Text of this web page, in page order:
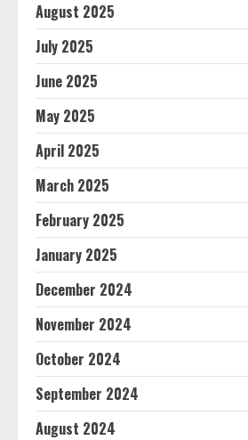
August 2025
July 2025
June 2025
May 2025
April 2025
March 2025
February 2025
January 2025
December 2024
November 2024
October 2024
September 2024
August 2024